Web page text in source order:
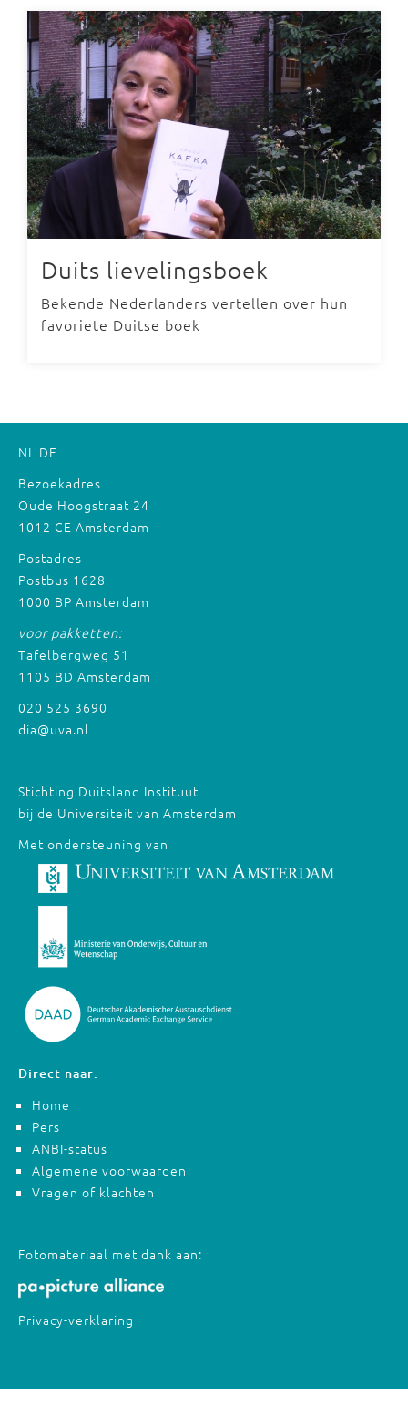
Duits lievelingsboek
Bekende Nederlanders vertellen over hun
favoriete Duitse boek
NL DE
Bezoekadres
Oude Hoogstraat 24
1012 CE Amsterdam
Postadres
Postbus 1628
1000 BP Amsterdam
voor pakketten:
Tafelbergweg 51
1105 BD Amsterdam
020 525 3690
dia@uva.nl
Stichting Duitsland Instituut
bij de Universiteit van Amsterdam
Met ondersteuning van
Direct naar:
Home
Pers
ANBI-status
Algemene voorwaarden
Vragen of klachten
Fotomateriaal met dank aan:
Privacy-verklaring